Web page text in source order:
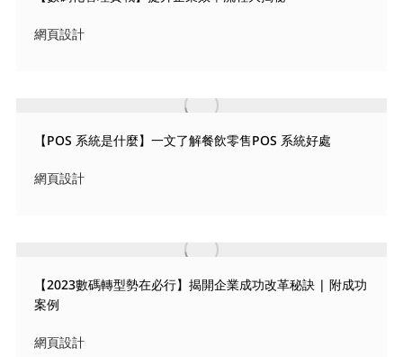
網頁設計
【POS 系統是什麼】一文了解餐飲零售POS 系統好處
網頁設計
【2023數碼轉型勢在必行】揭開企業成功改革秘訣 | 附成功
案例
網頁設計